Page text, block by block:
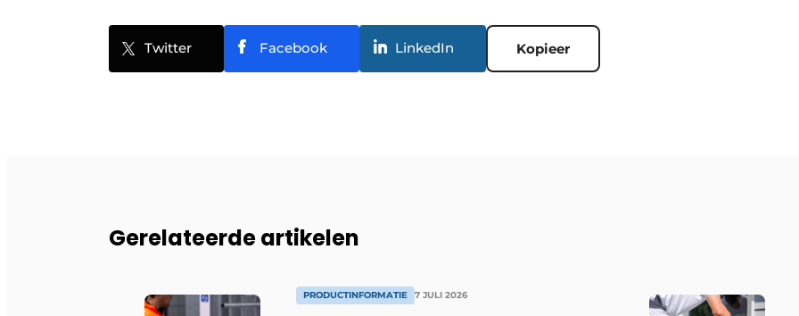
Twitter Facebook LinkedIn Kopieer
Gerelateerde artikelen
PRODUCTINFORMATIE 7 JULI 2026